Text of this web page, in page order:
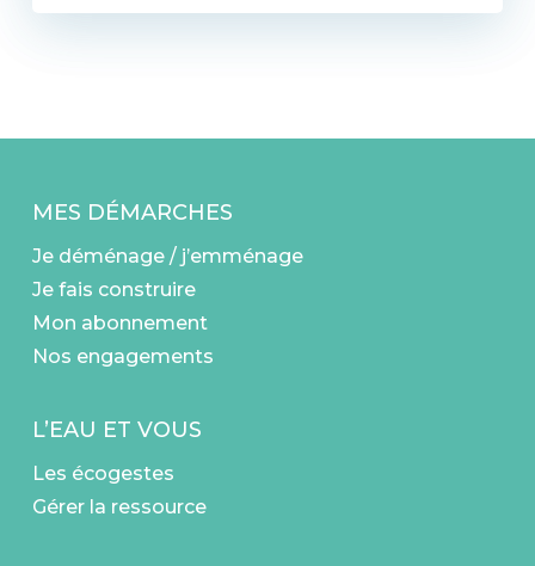
MES DÉMARCHES
Je déménage / j’emménage
Je fais construire
Mon abonnement
Nos engagements
L’EAU ET VOUS
Les écogestes
Gérer la ressource